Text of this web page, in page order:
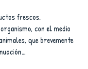
frescos,
con el medio
que brevemente